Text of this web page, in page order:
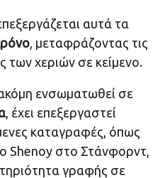
αυτά τα
, μεταφράζοντας τις
των χεριών σε κείμενο.
ακόμη ενσωματωθεί σε
, έχει επεξεργαστεί
καταγραφές, όπως
Shenoy στο Στάνφορντ,
γραφής σε